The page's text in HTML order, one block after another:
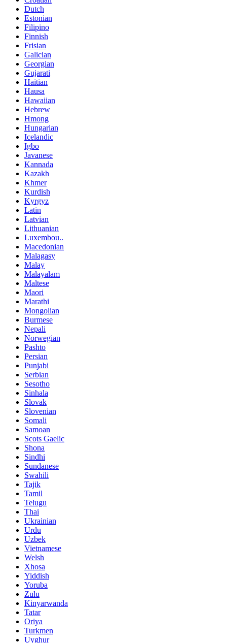
Dutch
Estonian
Filipino
Finnish
Frisian
Galician
Georgian
Gujarati
Haitian
Hausa
Hawaiian
Hebrew
Hmong
Hungarian
Icelandic
Igbo
Javanese
Kannada
Kazakh
Khmer
Kurdish
Kyrgyz
Latin
Latvian
Lithuanian
Luxembou..
Macedonian
Malagasy
Malay
Malayalam
Maltese
Maori
Marathi
Mongolian
Burmese
Nepali
Norwegian
Pashto
Persian
Punjabi
Serbian
Sesotho
Sinhala
Slovak
Slovenian
Somali
Samoan
Scots Gaelic
Shona
Sindhi
Sundanese
Swahili
Tajik
Tamil
Telugu
Thai
Ukrainian
Urdu
Uzbek
Vietnamese
Welsh
Xhosa
Yiddish
Yoruba
Zulu
Kinyarwanda
Tatar
Oriya
Turkmen
Uyghur